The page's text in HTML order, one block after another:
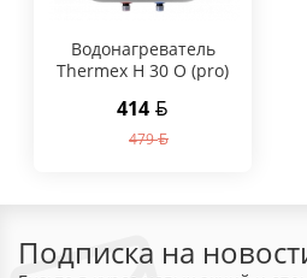
Водонагреватель
Thermex Н 30 O (pro)
414
479
Подписка на